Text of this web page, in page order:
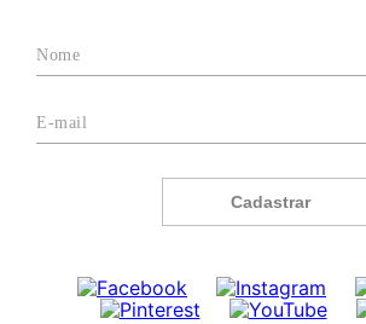
Cadastrar